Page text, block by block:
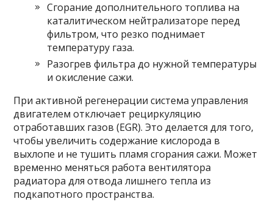
Сгорание дополнительного топлива на
каталитическом нейтрализаторе перед
фильтром, что резко поднимает
температуру газа.
Разогрев фильтра до нужной температуры
и окисление сажи.
При активной регенерации система управления
двигателем отключает рециркуляцию
отработавших газов (EGR). Это делается для того,
чтобы увеличить содержание кислорода в
выхлопе и не тушить пламя сгорания сажи. Может
временно меняться работа вентилятора
радиатора для отвода лишнего тепла из
подкапотного пространства.